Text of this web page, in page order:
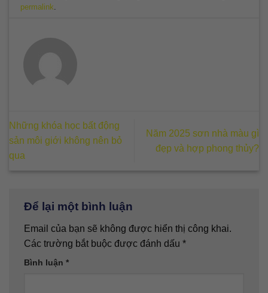
permalink
Những khóa học bất động
sản môi giới không nên bỏ
qua
Năm 2025 sơn nhà màu gì
đẹp và hợp phong thủy?
Để lại một bình luận
Email của bạn sẽ không được hiển thị công khai.
Các trường bắt buộc được đánh dấu *
Bình luận *